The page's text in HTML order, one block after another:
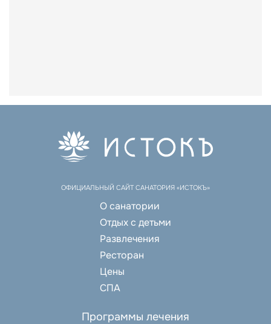
ОФИЦИАЛЬНЫЙ САЙТ САНАТОРИЯ «ИСТОКЪ»
О санатории
Отдых с детьми
Развлечения
Ресторан
Цены
СПА
Программы лечения